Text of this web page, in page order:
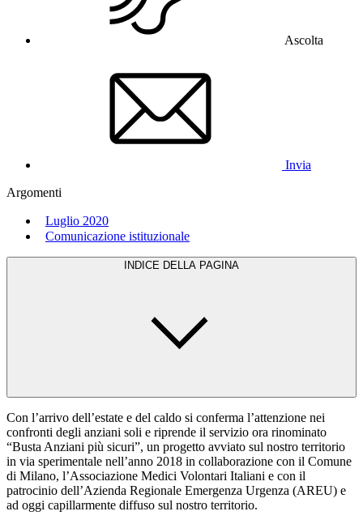
Ascolta
Invia
Argomenti
Luglio 2020
Comunicazione istituzionale
INDICE DELLA PAGINA
Con l’arrivo dell’estate e del caldo si conferma l’attenzione nei
confronti degli anziani soli e riprende il servizio ora rinominato
“Busta Anziani più sicuri”, un progetto avviato sul nostro territorio
in via sperimentale nell’anno 2018 in collaborazione con il Comune
di Milano, l’Associazione Medici Volontari Italiani e con il
patrocinio dell’Azienda Regionale Emergenza Urgenza (AREU) e
ad oggi capillarmente diffuso sul nostro territorio.